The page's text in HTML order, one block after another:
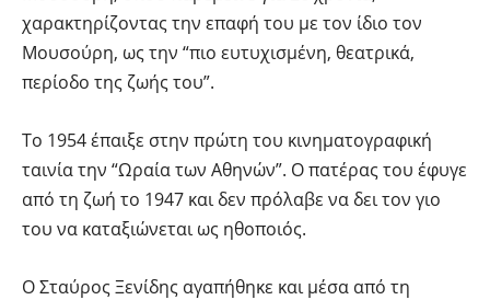
χαρακτηρίζοντας την επαφή του με τον ίδιο τον
Μουσούρη, ως την “πιο ευτυχισμένη, θεατρικά,
περίοδο της ζωής του”.
Το 1954 έπαιξε στην πρώτη του κινηματογραφική
ταινία την “Ωραία των Αθηνών”. Ο πατέρας του έφυγε
από τη ζωή το 1947 και δεν πρόλαβε να δει τον γιο
του να καταξιώνεται ως ηθοποιός.
Ο Σταύρος Ξενίδης αγαπήθηκε και μέσα από τη